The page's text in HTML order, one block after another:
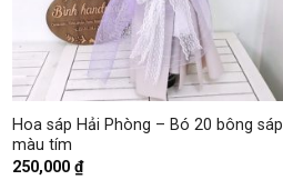
+
Hoa sáp Hải Phòng – Bó 20 bông sáp
màu tím
250,000 ₫